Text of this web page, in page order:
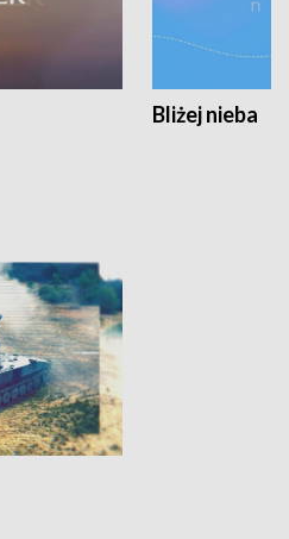
Bliżej nieba